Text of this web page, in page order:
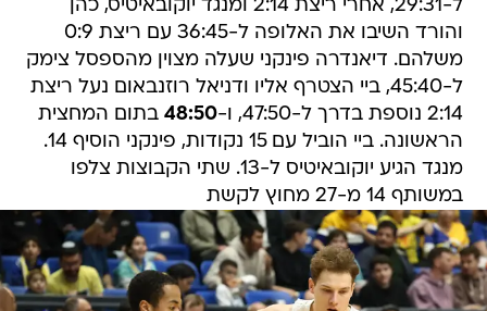
ל-29:31, אחרי ריצת 2:14 ומנגד יוקובאיטיס, כהן
והורד השיבו את האלופה ל-36:45 עם ריצת 0:9
משלהם. דיאנדרה פינקני שעלה מצוין מהספסל צימק
ל-45:40, ביי הצטרף אליו ודניאל רוזנבאום נעל ריצת
2:14 נוספת בדרך ל-47:50, ו-
48:50 בתום המחצית
הראשונה. ביי הוביל עם 15 נקודות, פינקני הוסיף 14.
מנגד הגיע יוקובאיטיס ל-13. שתי הקבוצות צלפו
במשותף 14 מ-27 מחוץ לקשת